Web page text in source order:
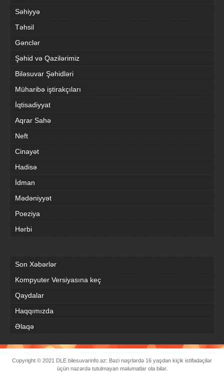
Səhiyyə
Təhsil
Gənclər
Şəhid və Qazilərimiz
Biləsuvar Şəhidləri
Müharibə iştirakçıları
İqtisadiyyat
Aqrar Sahə
Neft
Cinayət
Hadisə
İdman
Mədəniyyət
Poeziya
Hərbi
Son Xəbərlər
Kompyuter Versiyasına keç
Qaydalar
Haqqımızda
Əlaqə
Copyright © 2021 DLE bilesuvarinfo.az: Bəzi nəşrlərdə 16 yaşdan kiçik istifadəçilər
üçün nəzərdə tutulmayan məlumatlar ola bilər.